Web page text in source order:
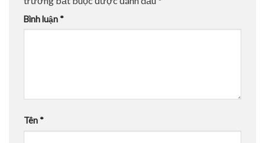
Bình luận *
Tên *